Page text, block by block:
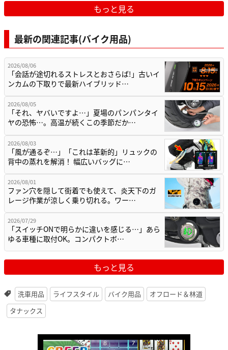
もっと見る
最新の関連記事(バイク用品)
2026/08/06
「会話が途切れるストレスとおさらば!」古いイ
ンカムの下取りで最新ハイブリッド…
2026/08/05
「それ、ヤバいですよ…」夏場のパンパンタイ
ヤの恐怖…。高温が続くこの季節だか…
2026/08/03
「風が通るぞ…」「これは革新的」リュックの
背中の蒸れを解消！ 幅広いバッグに…
2026/08/01
ファン穴を隠して街着でも使えて、炎天下のガ
レージ作業が涼しく乗り切れる。ワー…
2026/07/29
「スイッチONで明らかに違いを感じる…」あら
ゆる車種に取付OK。コンパクトボ…
もっと見る
洗車用品 ライフスタイル バイク用品
オフロード＆林道
タナックス